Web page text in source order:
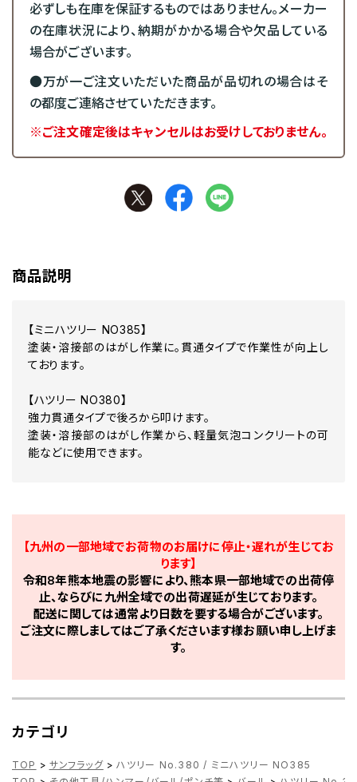
必ずしも在庫を保証するものではありません。メーカー
の在庫状況により、納期がかかる場合や欠品している
場合がございます。
●万が一ご注文いただいた商品が品切れの場合はそ
の都度ご連絡させていただきます。
※ご注文確定後はキャンセルはお受けしておりません。
商品説明
【ミニハツリー NO385】
塗装・溶接部のはがし作業に。貫通タイプで作業性が向上し
ております。
【ハツリー NO380】
強力貫通タイプで後ろから叩けます。
塗装・溶接部のはがし作業から、軽量気泡コンクリートの可
能などに使用できます。
【九州の一部地域でお荷物のお届けに停止・遅れが生じてお
ります】
令和8年熊本地震の影響により、熊本県一部地域での出荷停
止、ならびに九州全域での出荷遅延が生じております。
配送に関しては通常より日数を要する場合がございます。
ご注文に際しましてはご了承くださいます様お願い申し上げま
す。
カテゴリ
TOP > サンフラッグ > ハツリー No.380 / ミニハツリー NO385